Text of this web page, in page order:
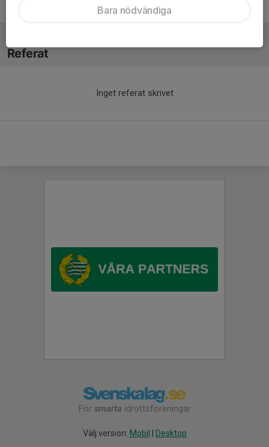
Vendela Gustafsson Tränare
Referat
Inget referat skrivet
För smarta idrottsföreningar
Välj version: Mobil Desktop
Bara nödvändiga